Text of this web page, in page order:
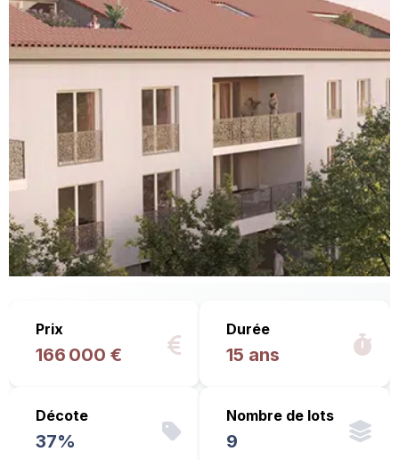
Prix
166 000 €
Durée
15 ans
Décote
37%
Nombre de lots
9